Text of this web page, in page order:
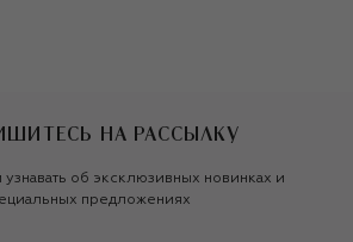
НА РАССЫЛКУ
об эксклюзивных новинках и
предложениях